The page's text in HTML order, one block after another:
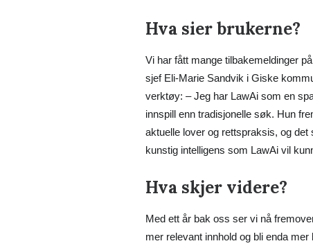
Hva sier brukerne?
Vi har fått mange tilbakemeldinger
sjef Eli-Marie Sandvik i Giske
verktøy: – Jeg har LawAi som en
innspill enn tradisjonelle søk. Hun
aktuelle lover og rettspraksis, og
kunstig intelligens som LawAi vil
Hva skjer videre?
Med ett år bak oss ser vi nå
mer relevant innhold og bli enda